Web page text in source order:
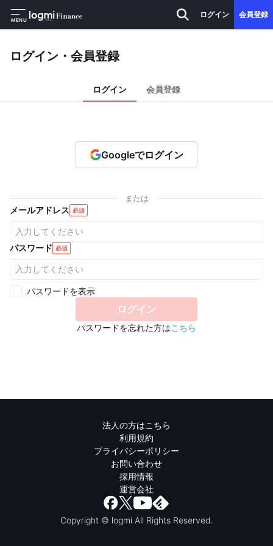
MENU
ログイン 会員登録
ログイン・会員登録
ログイン 会員登録
Googleでログイン
または
メールアドレス 必須
パスワード 必須
パスワードを表示
ログイン
パスワードを忘れた方はこちら
法人の方はこちら
利用規約
プライバシーポリシー
お問い合わせ
採用情報
運営会社
Copyright © logmi All Rights Reserved.